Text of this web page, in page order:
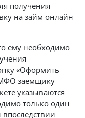
получения
на займ онлайн
ему необходимо
«Оформить
заемщику
указываются
только один